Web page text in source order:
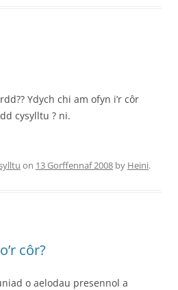
Ydych chi am ofyn i’r côr
cysylltu ? ni.
on 13 Gorffennaf 2008 by Heini.
côr?
o aelodau presennol a